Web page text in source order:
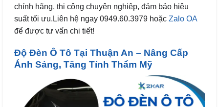
chính hãng, thi công chuyên nghiệp, đảm bảo hiệu
suất tối ưu.Liên hệ ngay 0949.60.3979 hoặc Zalo OA
để được tư vấn chi tiết!
Độ Đèn Ô Tô Tại Thuận An – Nâng Cấp
Ánh Sáng, Tăng Tính Thẩm Mỹ